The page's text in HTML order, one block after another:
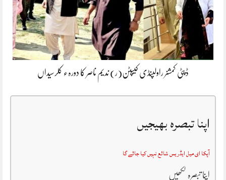
ڈپٹی کمشنر راولپنڈی کیپٹن(ر) ندیم ناصر کا دورہء کلرسیداں
اپنا تبصرہ بھیجیں
آپکا ای میل ایڈریس شائع نہیں کیا جائے گا
اپنا تبصرہ لکھیں